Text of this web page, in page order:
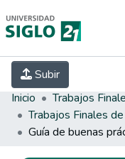
Subir
INICIO EBOOK21
INVESTIGACIÓN
Inicio
Trabajos Finales